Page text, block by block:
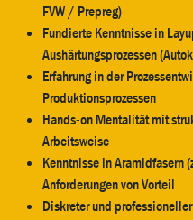
FVW / Prepreg)
Fundierte Kenntnisse in
Aushärtungsprozessen
Erfahrung in der
Produktionsprozessen
Hands-on Mentalität mit
Arbeitsweise
Kenntnisse in Aramidfasern
Anforderungen von Vorteil
Diskreter und